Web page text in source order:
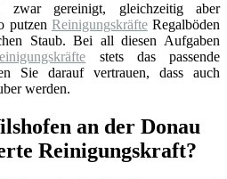
zwar gereinigt, gleichzeitig aber
putzen ReinigungskräfteRegalböden
Staub. Bei all diesen Aufgaben
stets das passende
Sie darauf vertrauen, dass auch
werden.
an der Donau
Reinigungskraft?